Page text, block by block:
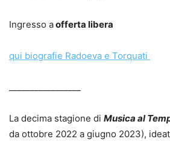
Ingresso aofferta libera
qui biografie Radoeva e Torquati
La decima stagione di Musica al
da ottobre 2022 a giugno 2023),